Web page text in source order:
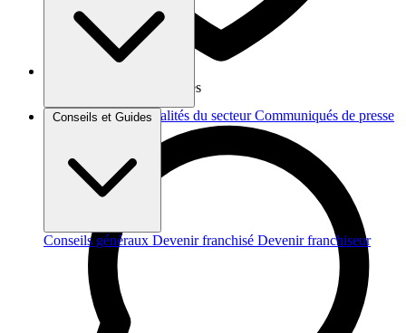
Brèves et actus Actualités du secteur Communiqués de presse
Conseils et Guides
Conseils généraux Devenir franchisé Devenir franchiseur
Vos données sont protégées